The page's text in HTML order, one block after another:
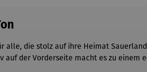
alle, die stolz auf ihre Heimat
der Vorderseite macht es zu einem